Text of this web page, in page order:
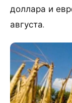
доллара и
августа.